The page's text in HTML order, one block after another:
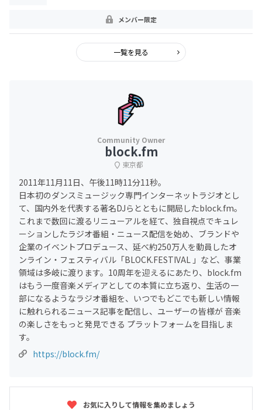
メンバー限定
一覧を見る
block.fm
東京都
2011年11月11日、午後11時11分11秒。
日本初のダンスミュージック専門インターネットラジオとし
て、国内外を代表する著名DJらとともに開局したblock.fm。
これまで数回に渡るリニューアルを経て、独自視点でキュレ
ーションしたラジオ番組・ニュース配信を始め、ブランドや
企業のイベントプロデュース、延べ約250万人を動員したオ
ンライン・フェスティバル「BLOCK.FESTIVAL 」など、事業
領域は多岐に渡ります。10周年を迎えるにあたり、block.fm
はもう一度音楽メディアとしての本質に立ち返り、生活の一
部になるようなラジオ番組を、いつでもどこでも新しい情報
に触れられるニュース記事を配信し、ユーザーの皆様が 音楽
の楽しさをもっと発見できる プラットフォームを目指しま
す。
https://block.fm/
お気に入りして情報を集めましょう